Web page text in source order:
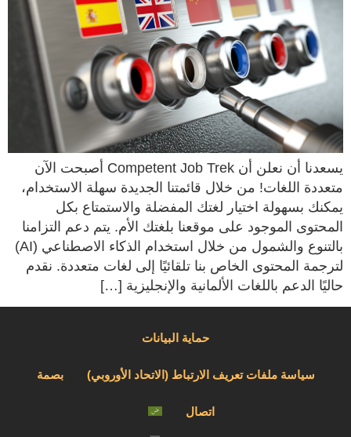
يسعدنا أن نعلن أن Competent Job Trek أصبحت الآن
متعددة اللغات! من خلال قائمتنا الجديدة سهلة الاستخدام،
يمكنك بسهولة اختيار لغتك المفضلة والاستمتاع بكل
المحتوى الموجود على موقعنا بلغتك الأم. يتم دعم التزامنا
بالتنوع والشمول من خلال استخدام الذكاء الاصطناعي (AI)
لترجمة المحتوى الخاص بنا تلقائيًا إلى لغات متعددة. نقدم
حاليًا الدعم باللغات الألمانية والإنجليزية […]
حماية البيانات
سياسة ملفات تعريف الارتباط (الاتحاد الأوروبي) بصمة
اتصال